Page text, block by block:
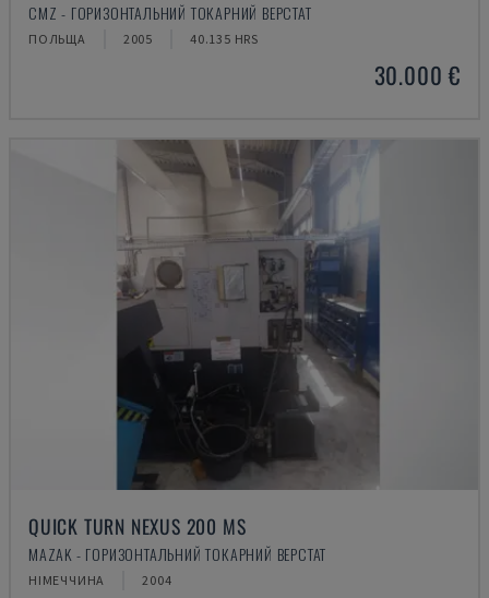
CMZ - ГОРИЗОНТАЛЬНИЙ ТОКАРНИЙ ВЕРСТАТ
ПОЛЬЩА 2005 40.135 HRS
30.000 €
QUICK TURN NEXUS 200 MS
MAZAK - ГОРИЗОНТАЛЬНИЙ ТОКАРНИЙ ВЕРСТАТ
НІМЕЧЧИНА 2004